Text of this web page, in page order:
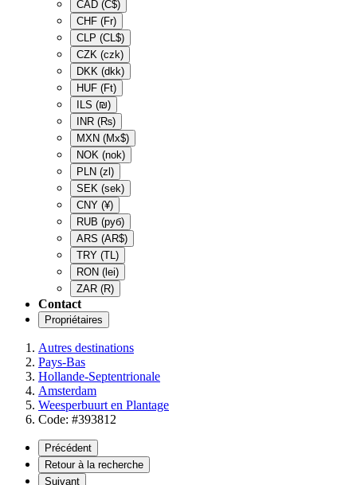
CAD (C$)
CHF (Fr)
CLP (CL$)
CZK (czk)
DKK (dkk)
HUF (Ft)
ILS (₪)
INR (₨)
MXN (Mx$)
NOK (nok)
PLN (zl)
SEK (sek)
CNY (¥)
RUB (руб)
ARS (AR$)
TRY (TL)
RON (lei)
ZAR (R)
Contact
Propriétaires
Autres destinations
Pays-Bas
Hollande-Septentrionale
Amsterdam
Weesperbuurt en Plantage
Code: #393812
Précédent
Retour à la recherche
Suivant